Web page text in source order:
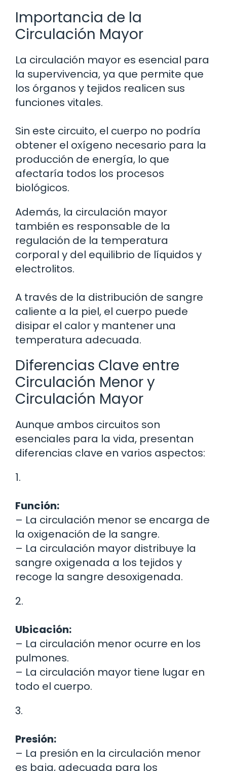
Importancia de la
Circulación Mayor
La circulación mayor es esencial para
la supervivencia, ya que permite que
los órganos y tejidos realicen sus
funciones vitales.
Sin este circuito, el cuerpo no podría
obtener el oxígeno necesario para la
producción de energía, lo que
afectaría todos los procesos
biológicos.
Además, la circulación mayor
también es responsable de la
regulación de la temperatura
corporal y del equilibrio de líquidos y
electrolitos.
A través de la distribución de sangre
caliente a la piel, el cuerpo puede
disipar el calor y mantener una
temperatura adecuada.
Diferencias Clave entre
Circulación Menor y
Circulación Mayor
Aunque ambos circuitos son
esenciales para la vida, presentan
diferencias clave en varios aspectos:
1.
Función:
– La circulación menor se encarga de
la oxigenación de la sangre.
– La circulación mayor distribuye la
sangre oxigenada a los tejidos y
recoge la sangre desoxigenada.
2.
Ubicación:
– La circulación menor ocurre en los
pulmones.
– La circulación mayor tiene lugar en
todo el cuerpo.
3.
Presión:
– La presión en la circulación menor
es baja, adecuada para los